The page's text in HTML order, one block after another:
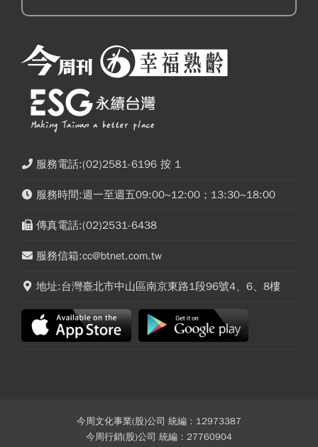
服務電話:(02)2581-6196 按 1
服務時間:週一至週五09:00~12:00；13:30~18:00
傳真電話:(02)2531-6438
服務信箱:cc@btnet.com.tw
地址:台灣臺北市中山區南京東路1段96號4、6、8樓
今周文化事業(股)公司 統編：12973387
今周行銷(股)公司 統編：27760904